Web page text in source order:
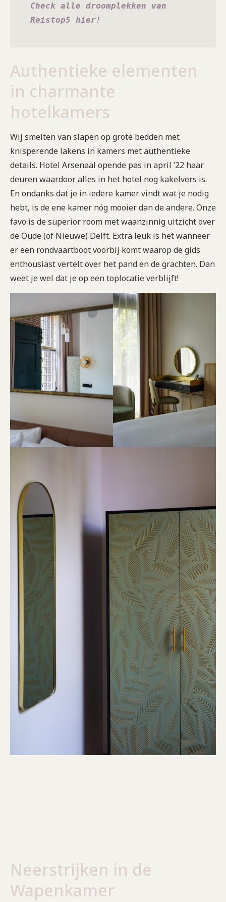
Check alle droomplekken van
Reistop5 hier!
Authentieke elementen
in charmante
hotelkamers
Wij smelten van slapen op grote bedden met
knisperende lakens in kamers met authentieke
details. Hotel Arsenaal opende pas in april ’22 haar
deuren waardoor alles in het hotel nog kakelvers is.
En ondanks dat je in iedere kamer vindt wat je nodig
hebt, is de ene kamer nóg mooier dan de andere. Onze
favo is de superior room met waanzinnig uitzicht over
de Oude (of Nieuwe) Delft. Extra leuk is het wanneer
er een rondvaartboot voorbij komt waarop de gids
enthousiast vertelt over het pand en de grachten. Dan
weet je wel dat je op een toplocatie verblijft!
Neerstrijken in de
Wapenkamer